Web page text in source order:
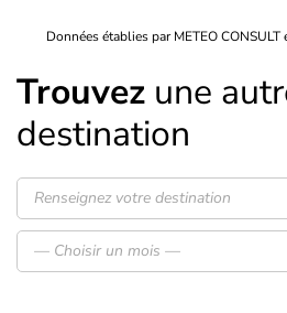
Données établies par METEO
Trouvez une
destination
— Choisir un mois —